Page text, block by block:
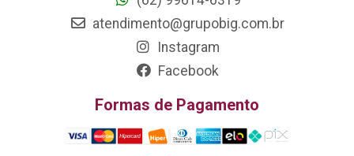
atendimento@grupobig.com.br
Instagram
Facebook
Formas de Pagamento